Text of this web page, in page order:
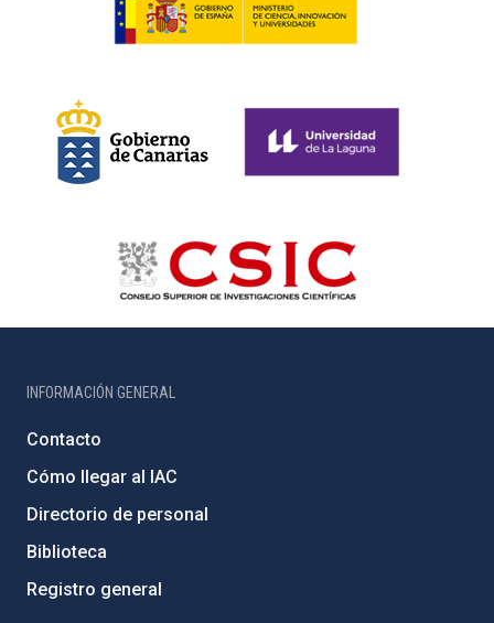
INFORMACIÓN GENERAL
Contacto
Cómo llegar al IAC
Directorio de personal
Biblioteca
Registro general